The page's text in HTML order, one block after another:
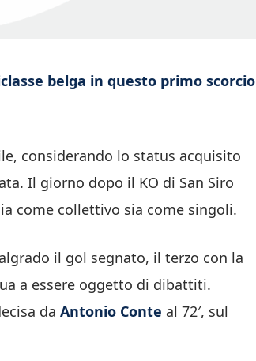
belga in questo primo scorcio
considerando lo status acquisito
Il giorno dopo il KO di San Siro
come collettivo sia come singoli.
il gol segnato, il terzo con la
a essere oggetto di dibattiti.
da Antonio Conte al 72′, sul